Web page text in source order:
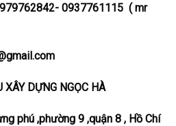
0937761115 ( mr
XÂY DỰNG NGỌC HÀ
phú ,phường 9 ,quận 8 , Hồ Chí